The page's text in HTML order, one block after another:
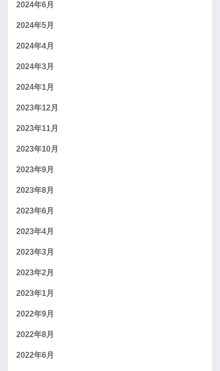
2024年6月
2024年5月
2024年4月
2024年3月
2024年1月
2023年12月
2023年11月
2023年10月
2023年9月
2023年8月
2023年6月
2023年4月
2023年3月
2023年2月
2023年1月
2022年9月
2022年8月
2022年6月